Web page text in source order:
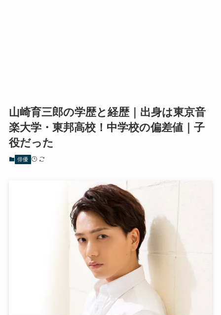
山崎育三郎の学歴と経歴｜出身は東京音
楽大学・東邦高校！中学校の偏差値｜子
役だった
俳優